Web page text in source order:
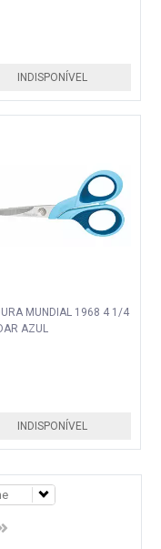
INDISPONÍVEL
MUNDIAL 1968 4 1/4
AZUL
INDISPONÍVEL